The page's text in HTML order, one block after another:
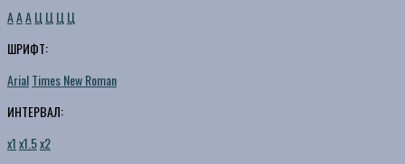
AAAЦ Ц Ц Ц
ШРИФТ:
ArialTimes New Roman
ИНТЕРВАЛ:
х1х1.5х2